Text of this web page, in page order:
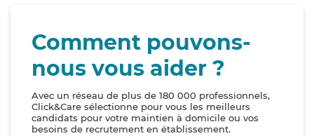
Comment pouvons-
nous vous aider ?
Avec un réseau de plus de 180 000 professionnels,
Click&Care sélectionne pour vous les meilleurs
candidats pour votre maintien à domicile ou vos
besoins de recrutement en établissement.